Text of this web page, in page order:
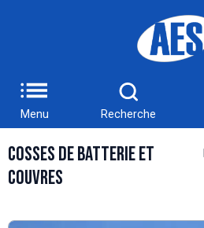
Menu Recherche
Cosses de Batterie et
Couvres